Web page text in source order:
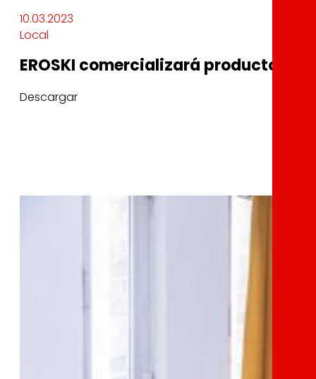
10.03.2023
Local
EROSKI comercializará productos
Descargar